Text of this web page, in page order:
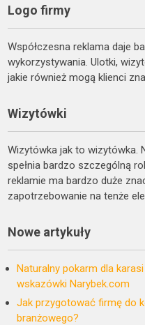
Logo firmy
Współczesna reklama daje
wykorzystywania. Ulotki,
jakie również mogą klienci
Wizytówki
Wizytówka jak to wizytówka.
spełnia bardzo szczególną
reklamie ma bardzo duże
zapotrzebowanie na tenże
Nowe artykuły
Naturalny pokarm dla
wskazówki Narybek.com
Jak przygotować firmę do
branżowego?